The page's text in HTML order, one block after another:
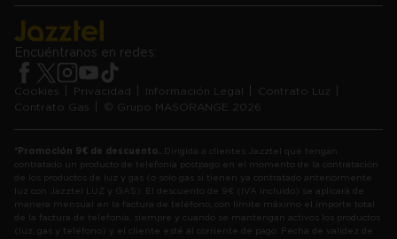
Encuéntranos en redes:
Cookies Privacidad Información Legal
Contrato Luz
Contrato Gas
© Grupo MASORANGE 2026
*Promoción 9€ de descuento.
Dirigida a clientes Jazztel que tengan
contratado un producto de telefonía postpago en el momento de la contratación
de los productos de luz y gas (o solo gas si tienen ya contratado anteriormente
luz con Jazztel LUZ y GAS). El descuento de 9€ (IVA incluido) se aplicará de
manera mensual en la factura de teléfono, con límite máximo el importe total
de la factura de telefonía, siempre y cuando se mantengan activos los productos
(luz, gas y teléfono) y el cliente esté al corriente de pago. Fecha de validez de